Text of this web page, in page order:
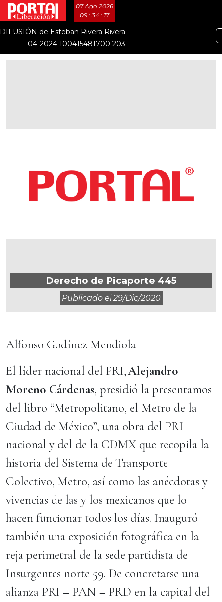
07 Ago 2026
09 : 34 : 18
DIFUSIÓN de Esteban Rivera Rivera
04-2024-100415481700-203
Derecho de Picaporte 445
Publicado el29/dic/2020
Alfonso Godínez Mendiola
El líder nacional del PRI,Alejandro
Moreno Cárdenas, presidió la presentamos
del libro “Metropolitano, el Metro de la
Ciudad de México”, una obra del PRI
nacional y del de la CDMX que recopila la
historia del Sistema de Transporte
Colectivo, Metro, así como las anécdotas y
vivencias de las y los mexicanos que lo
hacen funcionar todos los días. Inauguró
también una exposición fotográfica en la
reja perimetral de la sede partidista de
Insurgentes norte 59. De concretarse una
alianza PRI – PAN – PRD en la capital del